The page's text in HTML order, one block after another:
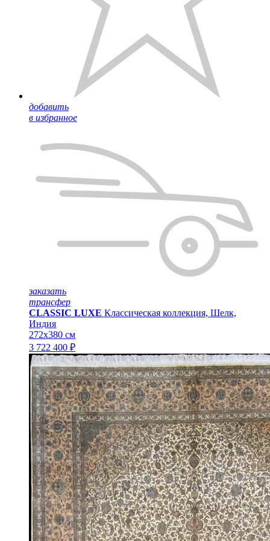
добавить
в избранное
заказать
трансфер
CLASSIC LUXE Классическая коллекция, Шелк,
Индия
272x380 см
3 722 400 ₽